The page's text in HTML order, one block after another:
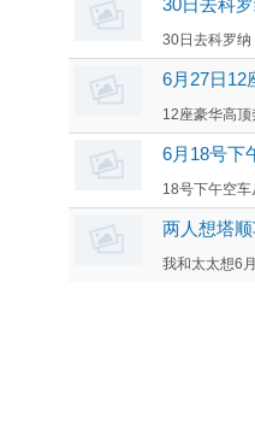
30日去科罗纳
6月27日12
12座豪华高
6月18号下
18号下午空
两人想塔
我和太太想6